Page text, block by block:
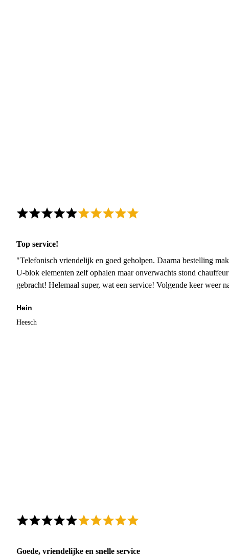
Top service!
"Telefonisch vriendelijk en goed geholpen. Daarna bestelling
U-blok elementen zelf ophalen maar onverwachts stond
gebracht! Helemaal super, wat een service! Volgende keer weer
Hein
Heesch
Goede, vriendelijke en snelle service